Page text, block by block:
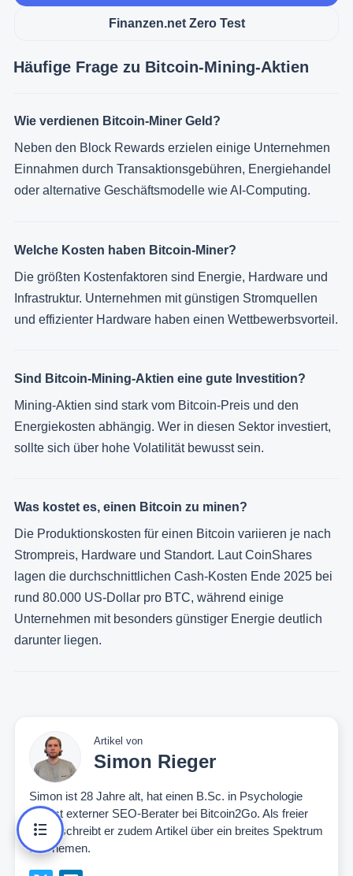
Finanzen.net Zero Test
Häufige Frage zu Bitcoin-Mining-Aktien
Wie verdienen Bitcoin-Miner Geld?
Neben den Block Rewards erzielen einige Unternehmen
Einnahmen durch Transaktionsgebühren, Energiehandel
oder alternative Geschäftsmodelle wie AI-Computing.
Welche Kosten haben Bitcoin-Miner?
Die größten Kostenfaktoren sind Energie, Hardware und
Infrastruktur. Unternehmen mit günstigen Stromquellen
und effizienter Hardware haben einen Wettbewerbsvorteil.
Sind Bitcoin-Mining-Aktien eine gute Investition?
Mining-Aktien sind stark vom Bitcoin-Preis und den
Energiekosten abhängig. Wer in diesen Sektor investiert,
sollte sich über hohe Volatilität bewusst sein.
Was kostet es, einen Bitcoin zu minen?
Die Produktionskosten für einen Bitcoin variieren je nach
Strompreis, Hardware und Standort. Laut CoinShares
lagen die durchschnittlichen Cash-Kosten Ende 2025 bei
rund 80.000 US-Dollar pro BTC, während einige
Unternehmen mit besonders günstiger Energie deutlich
darunter liegen.
Artikel von
Simon Rieger
Simon ist 28 Jahre alt, hat einen B.Sc. in Psychologie
und ist externer SEO-Berater bei Bitcoin2Go. Als freier
Autor schreibt er zudem Artikel über ein breites Spektrum
an Themen.